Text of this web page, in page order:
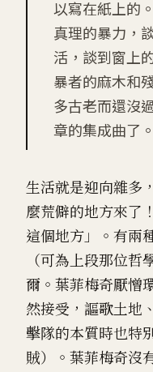
以寫在紙上的
真理的暴力，
活，談到窗上
暴者的麻木和
多古老而還沒
章的集成曲了。
生活就是迎向雜多
麼荒僻的地方來了
這個地方」。有兩
（可為上段那位
爾。葉菲梅奇厭憎
然接受，謳歌土地
擊隊的本質時也特
賊）。葉菲梅奇沒